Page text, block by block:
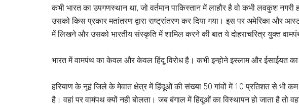
कभी भारत का उपगणस्थान था, जो वर्तमान पाकिस्तान में लाहौर है वो कभी लवकुश नगरी
उसको किस प्रकार मतांतरण द्वारा राष्ट्रांतरण कर दिया गया। इस पर अमेरिका और
में लिखने और उसको भारतीय संस्कृति में शामिल करने की बात ये दोहराचरित्र युक्त
भारत में वामपंथ का केवल और केवल हिंदू विरोध है। कभी इन्होने इस्लाम और ईसाईयत का
हरियाण के नूहं जिले के मेवात क्षेत्र में हिंदूओं की संख्या 50 गांवों में 10 प्रतिशत से भी कम
है। वहां पर वामंपथ क्यों नही बोलता। जब बंगाल में हिंदूओं का विस्थापन हो जाता है तो